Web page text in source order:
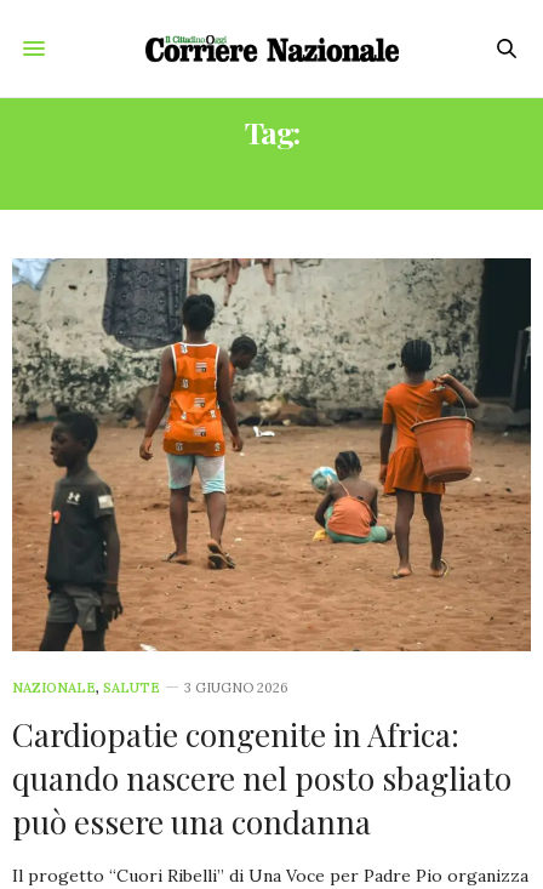
Tag:
NAZIONALE, SALUTE 3 GIUGNO 2026
Cardiopatie congenite in Africa:
quando nascere nel posto sbagliato
può essere una condanna
Il progetto “Cuori Ribelli” di Una Voce per Padre Pio organizza